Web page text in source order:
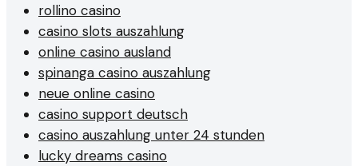
rollino casino
casino slots auszahlung
online casino ausland
spinanga casino auszahlung
neue online casino
casino support deutsch
casino auszahlung unter 24 stunden
lucky dreams casino